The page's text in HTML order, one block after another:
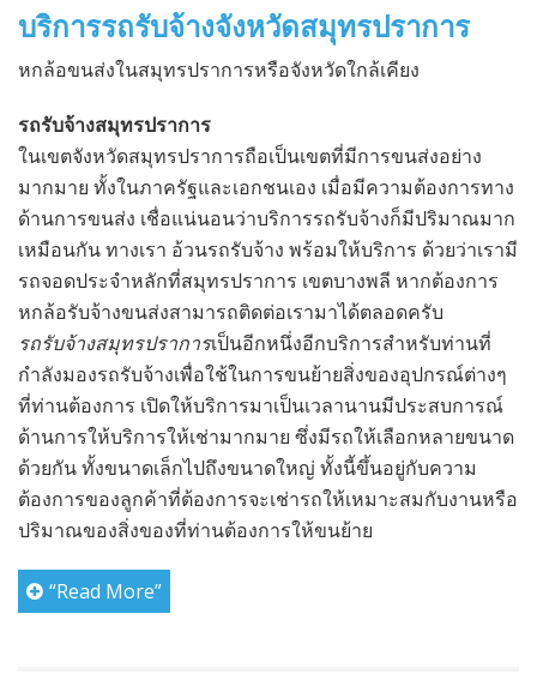
บริการรถรับจ้างจังหวัดสมุทรปราการ
หกล้อขนส่งในสมุทรปราการหรือจังหวัดใกล้เคียง
รถรับจ้างสมุทรปราการ
ในเขตจังหวัดสมุทรปราการถือเป็นเขตที่มีการขนส่งอย่าง
มากมาย ทั้งในภาครัฐและเอกชนเอง เมื่อมีความต้องการทาง
ด้านการขนส่ง เชื่อแน่นอนว่าบริการรถรับจ้างก็มีปริมาณมาก
เหมือนกัน ทางเรา อ้วนรถรับจ้าง พร้อมให้บริการ ด้วยว่าเรามี
รถจอดประจำหลักที่สมุทรปราการ เขตบางพลี หากต้องการ
หกล้อรับจ้างขนส่งสามารถติดต่อเรามาได้ตลอดครับ
รถรับจ้างสมุทรปราการเป็นอีกหนึ่งอีกบริการสำหรับท่านที่
กำลังมองรถรับจ้างเพื่อใช้ในการขนย้ายสิ่งของอุปกรณ์ต่างๆ
ที่ท่านต้องการ เปิดให้บริการมาเป็นเวลานานมีประสบการณ์
ด้านการให้บริการให้เช่ามากมาย ซึ่งมีรถให้เลือกหลายขนาด
ด้วยกัน ทั้งขนาดเล็กไปถึงขนาดใหญ่ ทั้งนี้ขึ้นอยู่กับความ
ต้องการของลูกค้าที่ต้องการจะเช่ารถให้เหมาะสมกับงานหรือ
ปริมาณของสิ่งของที่ท่านต้องการให้ขนย้าย
“Read More”